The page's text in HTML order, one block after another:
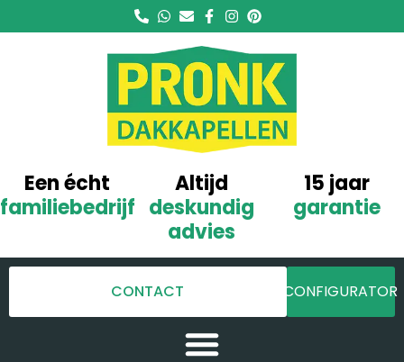
Een écht
familiebedrijf
Altijd
deskundig
advies
15 jaar
garantie
CONTACT CONFIGURATOR